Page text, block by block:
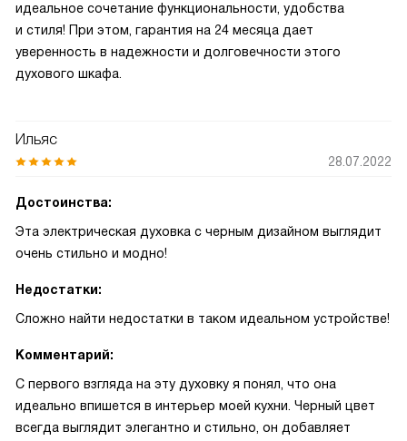
идеальное сочетание функциональности, удобства
и стиля! При этом, гарантия на 24 месяца дает
уверенность в надежности и долговечности этого
духового шкафа.
Ильяс
28.07.2022
Достоинства:
Эта электрическая духовка с черным дизайном выглядит
очень стильно и модно!
Недостатки:
Сложно найти недостатки в таком идеальном устройстве!
Комментарий:
С первого взгляда на эту духовку я понял, что она
идеально впишется в интерьер моей кухни. Черный цвет
всегда выглядит элегантно и стильно, он добавляет